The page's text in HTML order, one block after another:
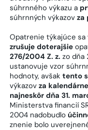
súhrnného výkazu a
súhrnných výkazov za
Opatrenie týkajúce sa
zrušuje doterajšie
276/2004 Z. z. zo dňa
ustanovuje vzor
hodnoty, avšak tento
výkazov za
najneskôr dňa 31.
Ministerstva financií
2004 nadobudlo
znenie bolo